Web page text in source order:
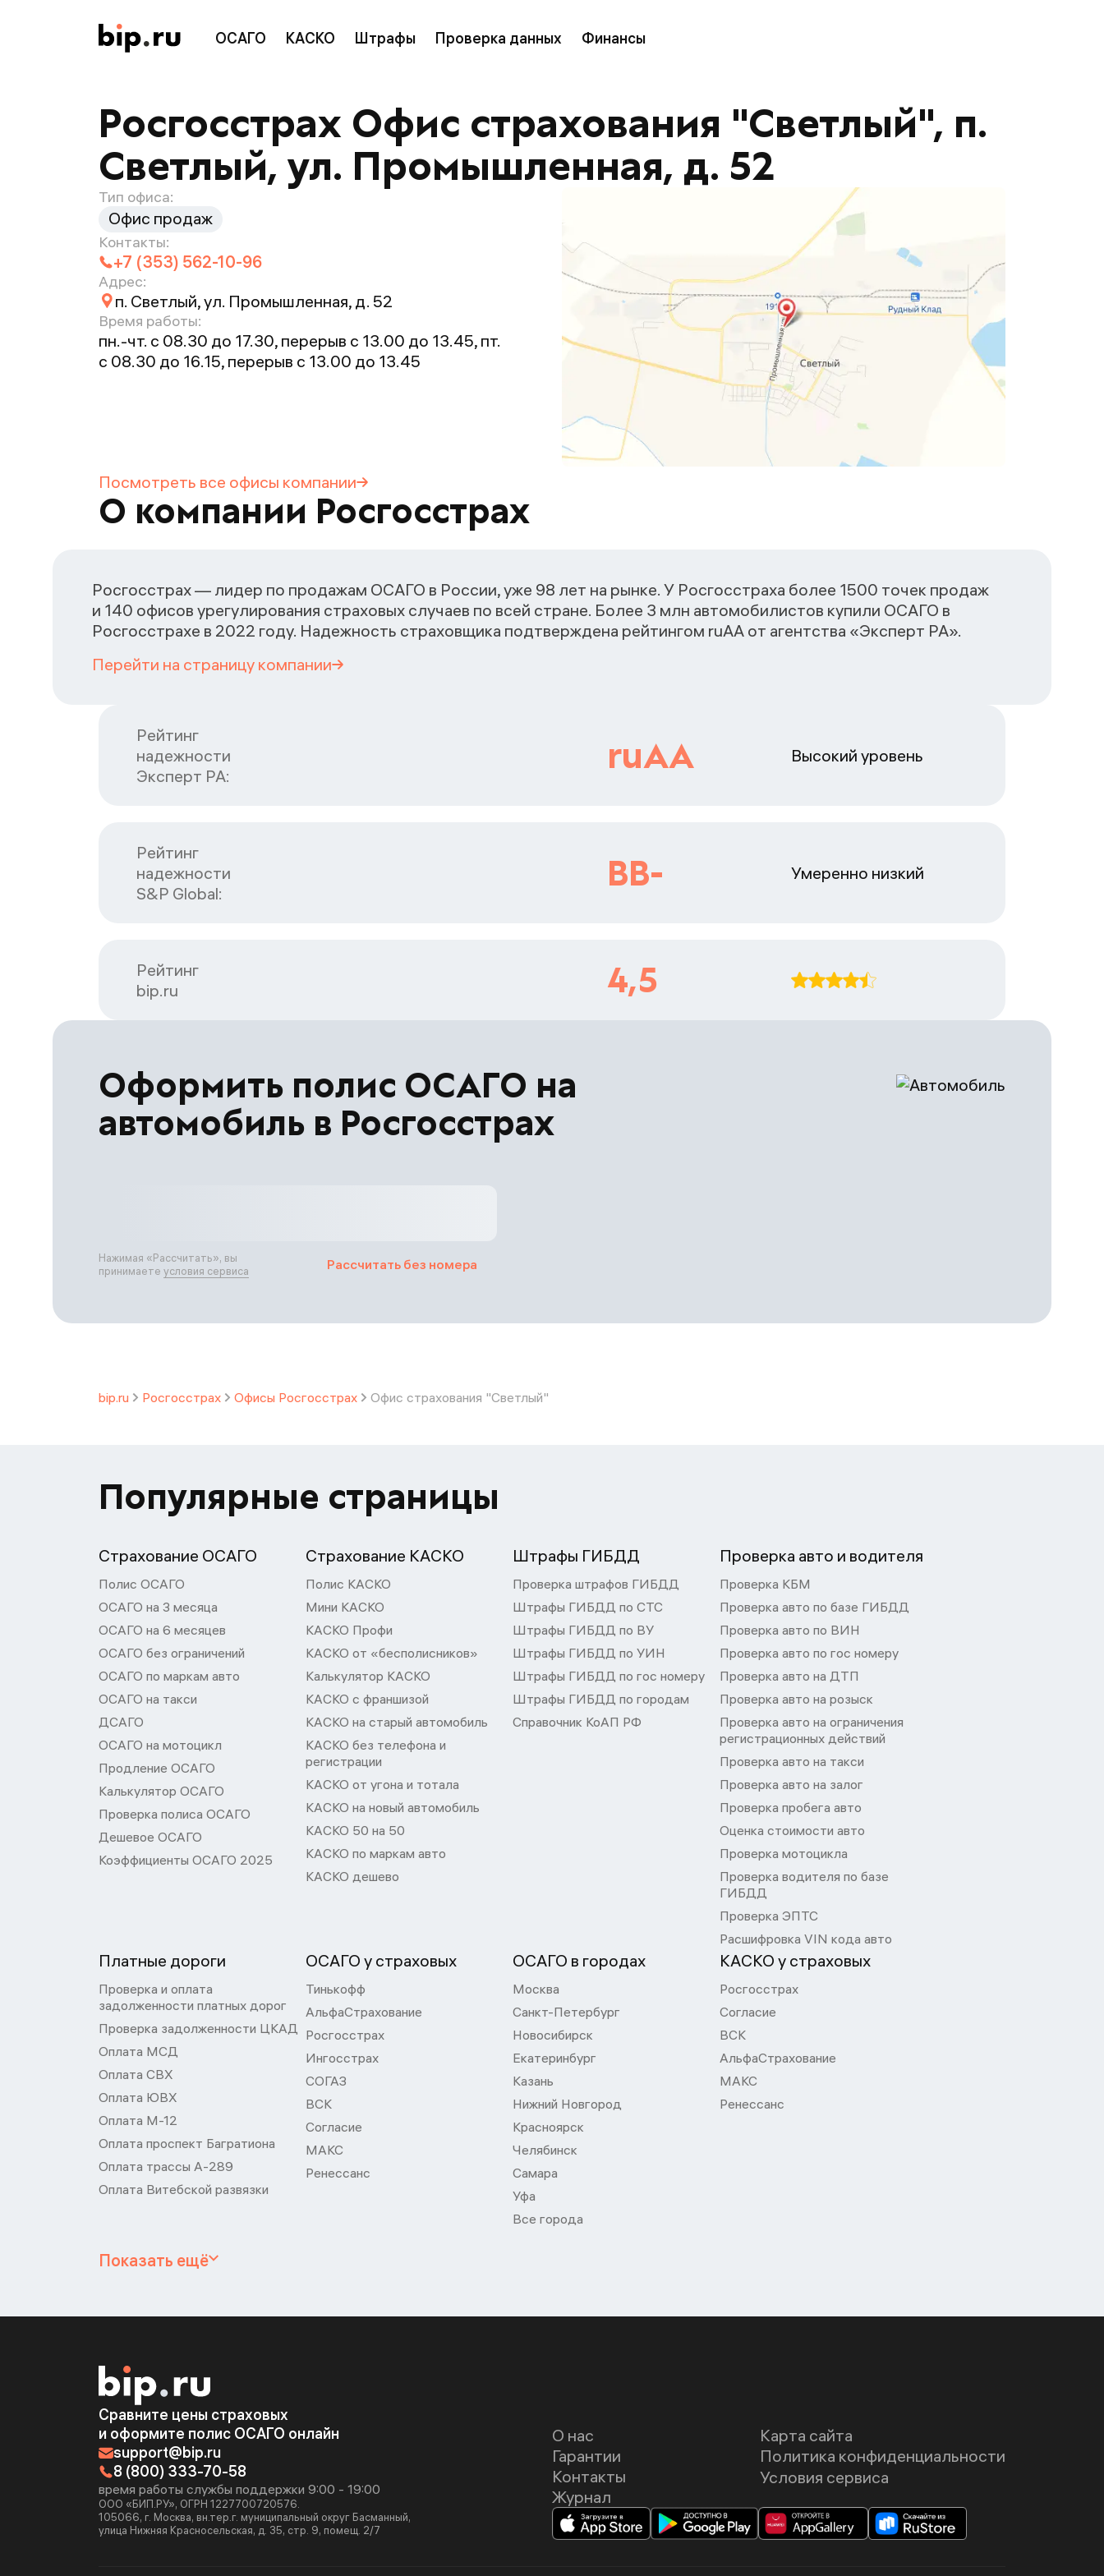
ОСАГО КАСКО Штрафы Проверка данных Финансы
Росгосстрах Офис страхования "Светлый", п.
Светлый, ул. Промышленная, д. 52
Тип офиса:
Офис продаж
Контакты:
+7 (353) 562-10-96
Адрес:
п. Светлый, ул. Промышленная, д. 52
Время работы:
пн.-чт. с 08.30 до 17.30, перерыв с 13.00 до 13.45, пт.
с 08.30 до 16.15, перерыв с 13.00 до 13.45
Посмотреть все офисы компании
О компании Росгосстрах
Росгосстрах — лидер по продажам ОСАГО в России, уже 98 лет на рынке. У Росгосстраха более 1500 точек продаж
и 140 офисов урегулирования страховых случаев по всей стране. Более 3 млн автомобилистов купили ОСАГО в
Росгосстрахе в 2022 году. Надежность страховщика подтверждена рейтингом ruАА от агентства «Эксперт РА».
Перейти на страницу компании
Рейтинг
надежности
Эксперт РА:
ruAA Высокий уровень
Рейтинг
надежности
S&P Global:
BB- Умеренно низкий
Рейтинг
bip.ru
4,5
Оформить полис ОСАГО на
автомобиль в Росгосстрах
Рассчитать без номера
Нажимая «Рассчитать», вы
принимаете условия сервиса
bip.ru Росгосстрах Офисы Росгосстрах Офис страхования "Светлый"
Популярные страницы
Страхование ОСАГО
Полис ОСАГО
ОСАГО на 3 месяца
ОСАГО на 6 месяцев
ОСАГО без ограничений
ОСАГО по маркам авто
ОСАГО на такси
ДСАГО
ОСАГО на мотоцикл
Продление ОСАГО
Калькулятор ОСАГО
Проверка полиса ОСАГО
Дешевое ОСАГО
Коэффициенты ОСАГО 2025
Страхование КАСКО
Полис КАСКО
Мини КАСКО
КАСКО Профи
КАСКО от «бесполисников»
Калькулятор КАСКО
КАСКО с франшизой
КАСКО на старый автомобиль
КАСКО без телефона и
регистрации
КАСКО от угона и тотала
КАСКО на новый автомобиль
КАСКО 50 на 50
КАСКО по маркам авто
КАСКО дешево
Штрафы ГИБДД
Проверка штрафов ГИБДД
Штрафы ГИБДД по СТС
Штрафы ГИБДД по ВУ
Штрафы ГИБДД по УИН
Штрафы ГИБДД по гос номеру
Штрафы ГИБДД по городам
Справочник КоАП РФ
Проверка авто и водителя
Проверка КБМ
Проверка авто по базе ГИБДД
Проверка авто по ВИН
Проверка авто по гос номеру
Проверка авто на ДТП
Проверка авто на розыск
Проверка авто на ограничения
регистрационных действий
Проверка авто на такси
Проверка авто на залог
Проверка пробега авто
Оценка стоимости авто
Проверка мотоцикла
Проверка водителя по базе
ГИБДД
Проверка ЭПТС
Расшифровка VIN кода авто
Платные дороги
Проверка и оплата
задолженности платных дорог
Проверка задолженности ЦКАД
Оплата МСД
Оплата СВХ
Оплата ЮВХ
Оплата М-12
Оплата проспект Багратиона
Оплата трассы А-289
Оплата Витебской развязки
ОСАГО у страховых
Тинькофф
АльфаСтрахование
Росгосстрах
Ингосстрах
СОГАЗ
ВСК
Согласие
МАКС
Ренессанс
ОСАГО в городах
Москва
Санкт-Петербург
Новосибирск
Екатеринбург
Казань
Нижний Новгород
Красноярск
Челябинск
Самара
Уфа
Все города
КАСКО у страховых
Росгосстрах
Согласие
ВСК
АльфаСтрахование
МАКС
Ренессанс
Показать ещё
Сравните цены страховых
и оформите полис ОСАГО онлайн
support@bip.ru
8 (800) 333-70-58
время работы службы поддержки 9:00 - 19:00
ООО «БИП.РУ», ОГРН 1227700720576.
105066, г. Москва, вн.тер.г. муниципальный округ Басманный,
улица Нижняя Красносельская, д. 35, стр. 9, помещ. 2/7
О нас
Гарантии
Контакты
Журнал
Карта сайта
Политика конфиденциальности
Условия сервиса